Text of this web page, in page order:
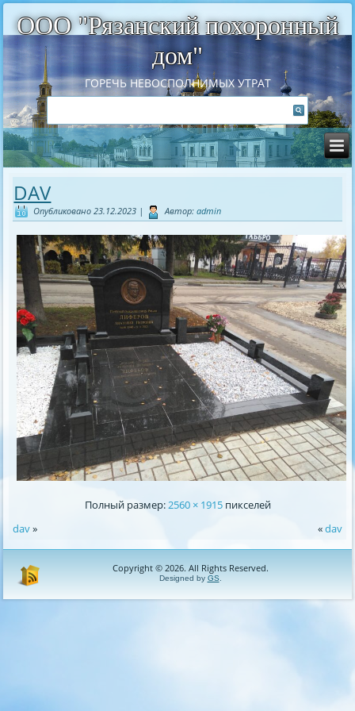
ООО "Рязанский похоронный
дом"
ГОРЕЧЬ НЕВОСПОЛНИМЫХ УТРАТ
DAV
Опубликовано 23.12.2023 | Автор: admin
Полный размер:2560 × 1915пикселей
dav» «dav
Copyright © 2026. All Rights Reserved.
Designed by GS